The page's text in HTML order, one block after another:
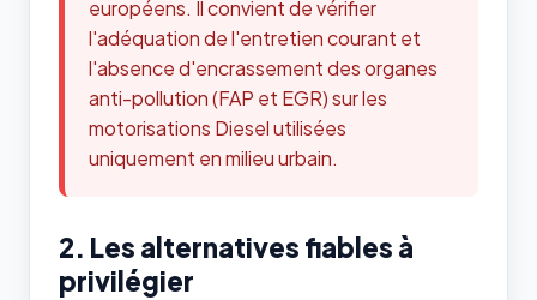
européens. Il convient de vérifier
l'adéquation de l'entretien courant et
l'absence d'encrassement des organes
anti-pollution (FAP et EGR) sur les
motorisations Diesel utilisées
uniquement en milieu urbain.
2. Les alternatives fiables à
privilégier